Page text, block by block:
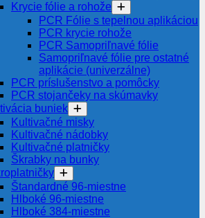
Krycie fólie a rohože
PCR Fólie s tepelnou aplikáciou
PCR krycie rohože
PCR Samopriľnavé fólie
Samopriľnavé fólie pre ostatné
aplikácie (univerzálne)
PCR príslušenstvo a pomôcky
PCR stojančeky na skúmavky
buniek
Kultivačné misky
Kultivačné nádobky
Kultivačné platničky
Škrabky na bunky
Štandardné 96-miestne
Hlboké 96-miestne
Hlboké 384-miestne